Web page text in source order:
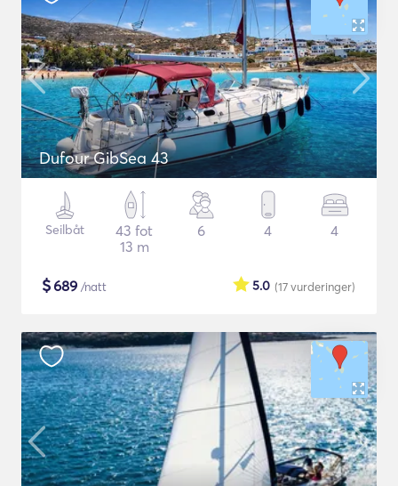
Dufour GibSea 43
Seilbåt
43 fot
13 m
6 4 4
$689 /natt (17vurderinger)
5.0